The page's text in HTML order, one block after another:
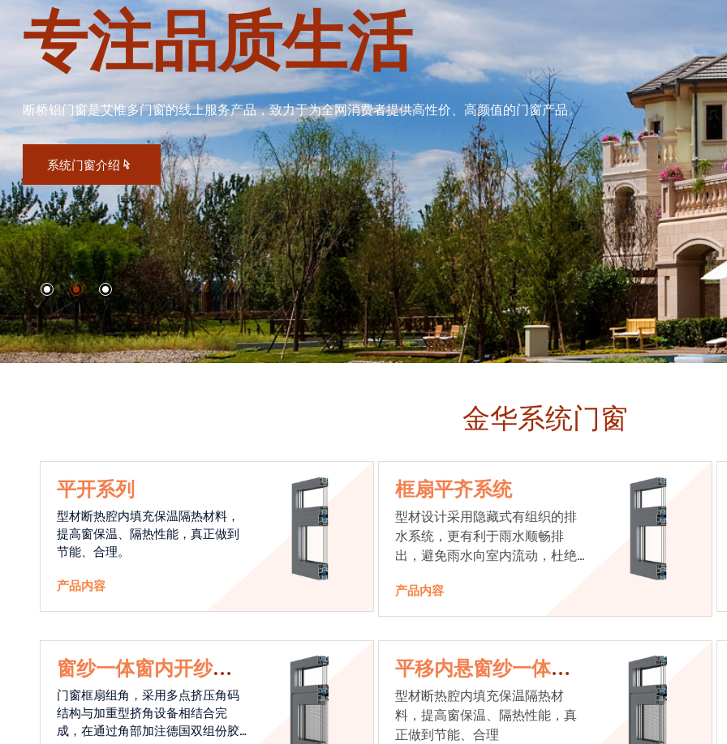
专注品质生活
断桥铝门窗是艾惟多门窗的线上服务产品，致力于为全网消费者提供高性价、高颜值的门窗产品。
系统门窗介绍
金华系统门窗
平开系列
型材断热腔内填充保温隔热材料，
提高窗保温、隔热性能，真正做到
节能、合理。
产品内容
框扇平齐系统
型材设计采用隐藏式有组织的排
水系统，更有利于雨水顺畅排
出，避免雨水向室内流动，杜绝
产品内容
窗纱一体窗内开纱外
开系统
门窗框扇组角，采用多点挤压角码
结构与加重型挤角设备相结合完
成，在通过角部加注德国双组份胶
平移内悬窗纱一体系
统
型材断热腔内填充保温隔热材
料，提高窗保温、隔热性能，真
正做到节能、合理